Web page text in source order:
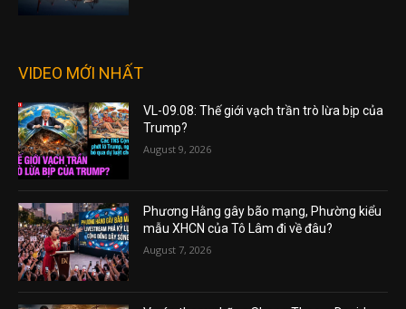
VIDEO MỚI NHẤT
VL-09.08: Thế giới vạch trần trò lừa bịp của
Trump?
August 9, 2026
Phương Hằng gây bão mạng, Phường kiểu
mẫu XHCN của Tô Lâm đi về đâu?
August 7, 2026